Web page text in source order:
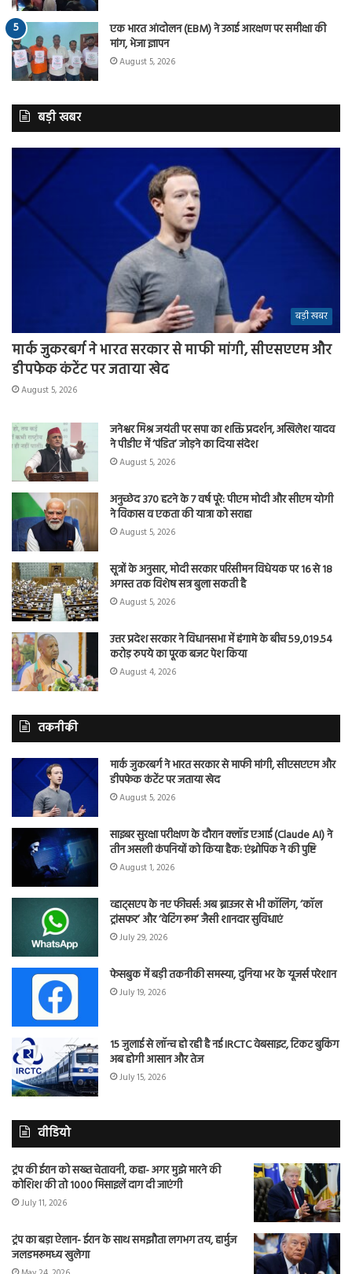
एक भारत आंदोलन (EBM) ने उठाई आरक्षण पर समीक्षा की
मांग, भेजा ज्ञापन
August 5, 2026
बड़ी खबर
बड़ी खबर
मार्क जुकरबर्ग ने भारत सरकार से माफी मांगी, सीएसएएम और
डीपफेक कंटेंट पर जताया खेद
August 5, 2026
जनेश्वर मिश्र जयंती पर सपा का शक्ति प्रदर्शन, अखिलेश यादव
ने पीडीए में ‘पंडित’ जोड़ने का दिया संदेश
August 5, 2026
अनुच्छेद 370 हटने के 7 वर्ष पूरे: पीएम मोदी और सीएम योगी
ने विकास व एकता की यात्रा को सराहा
August 5, 2026
सूत्रों के अनुसार, मोदी सरकार परिसीमन विधेयक पर 16 से 18
अगस्त तक विशेष सत्र बुला सकती है
August 5, 2026
उत्तर प्रदेश सरकार ने विधानसभा में हंगामे के बीच 59,019.54
करोड़ रुपये का पूरक बजट पेश किया
August 4, 2026
तकनीकी
मार्क जुकरबर्ग ने भारत सरकार से माफी मांगी, सीएसएएम और
डीपफेक कंटेंट पर जताया खेद
August 5, 2026
साइबर सुरक्षा परीक्षण के दौरान क्लॉड एआई (Claude AI) ने
तीन असली कंपनियों को किया हैक: एंथ्रोपिक ने की पुष्टि
August 1, 2026
व्हाट्सएप के नए फीचर्स: अब ब्राउजर से भी कॉलिंग, ‘कॉल
ट्रांसफर’ और ‘वेटिंग रूम’ जैसी शानदार सुविधाएं
July 29, 2026
फेसबुक में बड़ी तकनीकी समस्या, दुनिया भर के यूजर्स परेशान
July 19, 2026
15 जुलाई से लॉन्च हो रही है नई IRCTC वेबसाइट, टिकट बुकिंग
अब होगी आसान और तेज
July 15, 2026
वीडियो
ट्रंप की ईरान को सख्त चेतावनी, कहा- अगर मुझे मारने की
कोशिश की तो 1000 मिसाइलें दाग दी जाएंगी
July 11, 2026
ट्रंप का बड़ा ऐलान- ईरान के साथ समझौता लगभग तय, हार्मुज
जलडमरूमध्य खुलेगा